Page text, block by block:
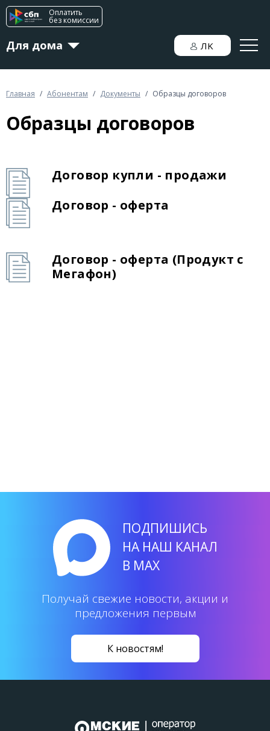
Оплатить
без комиссии
Для дома
Для бизнеса
ЛK
Главная / Абонентам / Документы / Образцы договоров
Образцы договоров
Договор купли - продажи
Договор - оферта
Договор - оферта (Продукт с
Мегафон)
ПОДПИШИСЬ
НА НАШ КАНАЛ
В MAX
Получай свежие новости, акции и
предложения первым
К новостям!